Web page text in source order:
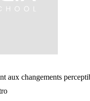
aux changements